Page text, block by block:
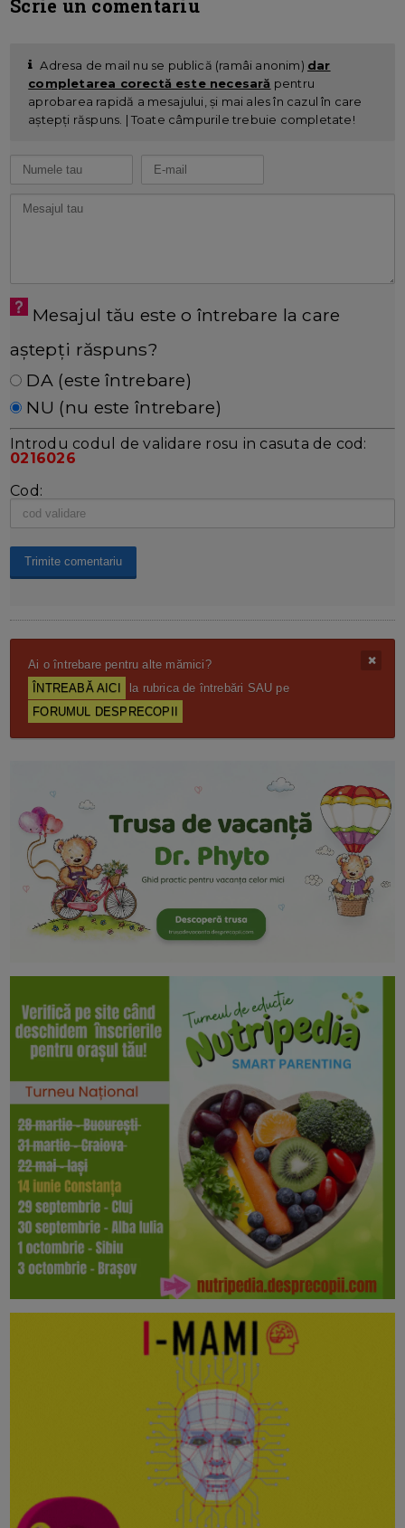
Scrie un comentariu
Adresa de mail nu se publică (ramâi anonim) dar
completarea corectă este necesară pentru
aprobarea rapidă a mesajului, și mai ales în cazul în care
aștepți răspuns. | Toate câmpurile trebuie completate!
Mesajul tău este o întrebare la care
aștepți răspuns?
DA (este întrebare)
NU (nu este întrebare)
Introdu codul de validare rosu in casuta de cod:
0216026
Cod:
Ai o întrebare pentru alte mămici?
ÎNTREABĂ AICI
la rubrica de întrebări SAU pe
FORUMUL DESPRECOPII